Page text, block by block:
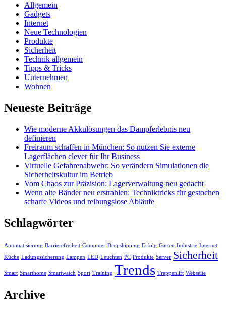
Allgemein
Gadgets
Internet
Neue Technologien
Produkte
Sicherheit
Technik allgemein
Tipps & Tricks
Unternehmen
Wohnen
Neueste Beiträge
Wie moderne Akkulösungen das Dampferlebnis neu
definieren
Freiraum schaffen in München: So nutzen Sie externe
Lagerflächen clever für Ihr Business
Virtuelle Gefahrenabwehr: So verändern Simulationen die
Sicherheitskultur im Betrieb
Vom Chaos zur Präzision: Lagerverwaltung neu gedacht
Wenn alte Bänder neu erstrahlen: Techniktricks für gestochen
scharfe Videos und reibungslose Abläufe
Schlagwörter
Automatisierung Barrierefreiheit Computer Dropshipping Erfolg Garten Industrie Internet
Küche Ladungssicherung Lampen LED Leuchten PC Produkte Server Sicherheit
Smart Smarthome Smartwatch Sport Training Trends Treppenlift Webseite
Archive